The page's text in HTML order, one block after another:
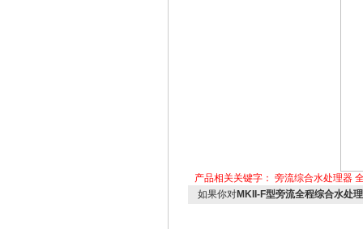
产品相关关键字： 旁流综合水处理器
如果你对MKII-F型旁流全程综合水处